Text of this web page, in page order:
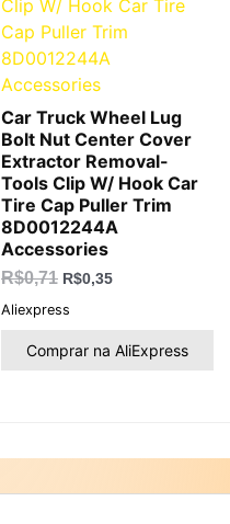
Car Truck Wheel Lug
Bolt Nut Center Cover
Extractor Removal-
Tools Clip W/ Hook Car
Tire Cap Puller Trim
8D0012244A
Accessories
R$0,71 R$0,35
Aliexpress
Comprar na AliExpress